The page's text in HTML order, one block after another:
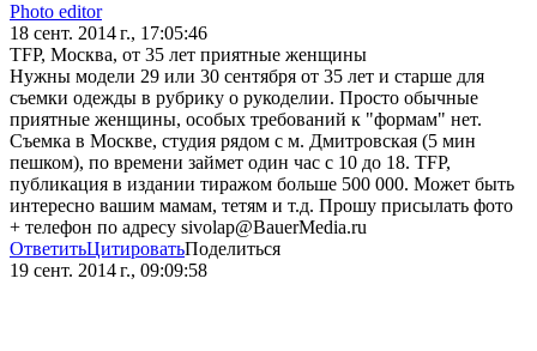
Photo editor
18 сент. 2014 г., 17:05:46
TFP, Москва, от 35 лет приятные женщины
Нужны модели 29 или 30 сентября от 35 лет и старше для
съемки одежды в рубрику о рукоделии. Просто обычные
приятные женщины, особых требований к "формам" нет.
Съемка в Москве, студия рядом с м. Дмитровская (5 мин
пешком), по времени займет один час с 10 до 18. TFP,
публикация в издании тиражом больше 500 000. Может быть
интересно вашим мамам, тетям и т.д. Прошу присылать фото
+ телефон по адресу sivolap@BauerMedia.ru
ОтветитьЦитироватьПоделиться
19 сент. 2014 г., 09:09:58